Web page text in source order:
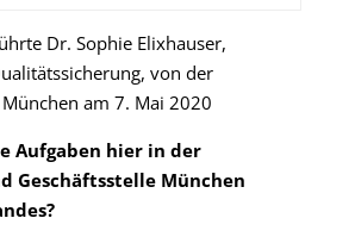
Dr. Sophie Elixhauser,
von der
am 7. Mai 2020
Aufgaben hier in der
Geschäftsstelle München